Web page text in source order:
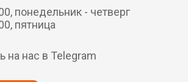
понедельник - четверг
пятница
на нас в Telegram